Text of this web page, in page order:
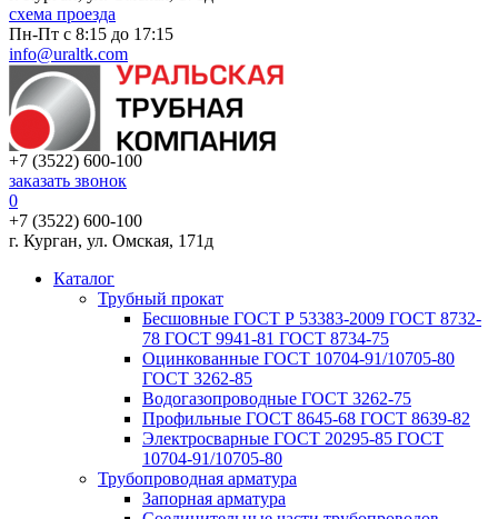
схема проезда
Пн-Пт с 8:15 до 17:15
info@uraltk.com
+7 (3522) 600-100
заказать звонок
0
+7 (3522) 600-100
г. Курган, ул. Омская, 171д
Каталог
Трубный прокат
Беcшовные ГОСТ Р 53383-2009 ГОСТ 8732-
78 ГОСТ 9941-81 ГОСТ 8734-75
Оцинкованные ГОСТ 10704-91/10705-80
ГОСТ 3262-85
Водогазопроводные ГОСТ 3262-75
Профильные ГОСТ 8645-68 ГОСТ 8639-82
Электросварные ГОСТ 20295-85 ГОСТ
10704-91/10705-80
Трубопроводная арматура
Запорная арматура